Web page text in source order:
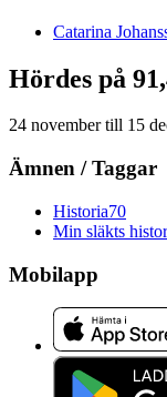
Catarina
Hördes på
24 novembertill 15
Ämnen / Taggar
Historia70
Min släkts
Mobilapp